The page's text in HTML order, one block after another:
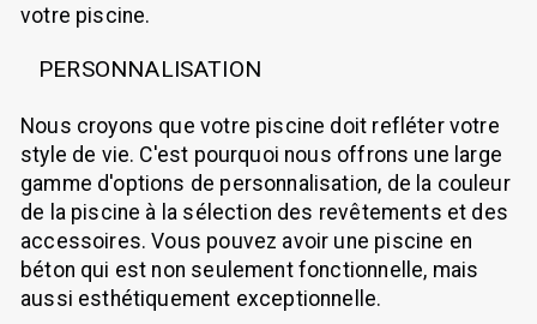
votre piscine.
PERSONNALISATION
Nous croyons que votre piscine doit refléter votre
style de vie. C'est pourquoi nous offrons une large
gamme d'options de personnalisation, de la couleur
de la piscine à la sélection des revêtements et des
accessoires. Vous pouvez avoir une piscine en
béton qui est non seulement fonctionnelle, mais
aussi esthétiquement exceptionnelle.